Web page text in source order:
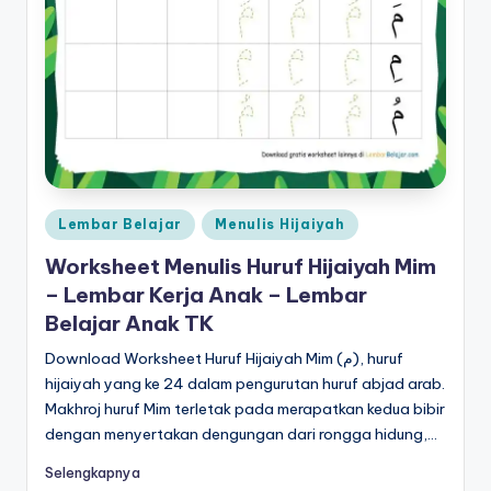
m
b
a
p
d
f
-
w
o
r
Posted
in
Lembar Belajar Menulis Hijaiyah
Worksheet Menulis Huruf Hijaiyah Mim
– Lembar Kerja Anak – Lembar
Belajar Anak TK
Download Worksheet Huruf Hijaiyah Mim (م), huruf
hijaiyah yang ke 24 dalam pengurutan huruf abjad arab.
Makhroj huruf Mim terletak pada merapatkan kedua bibir
dengan menyertakan dengungan dari rongga hidung,…
Selengkapnya